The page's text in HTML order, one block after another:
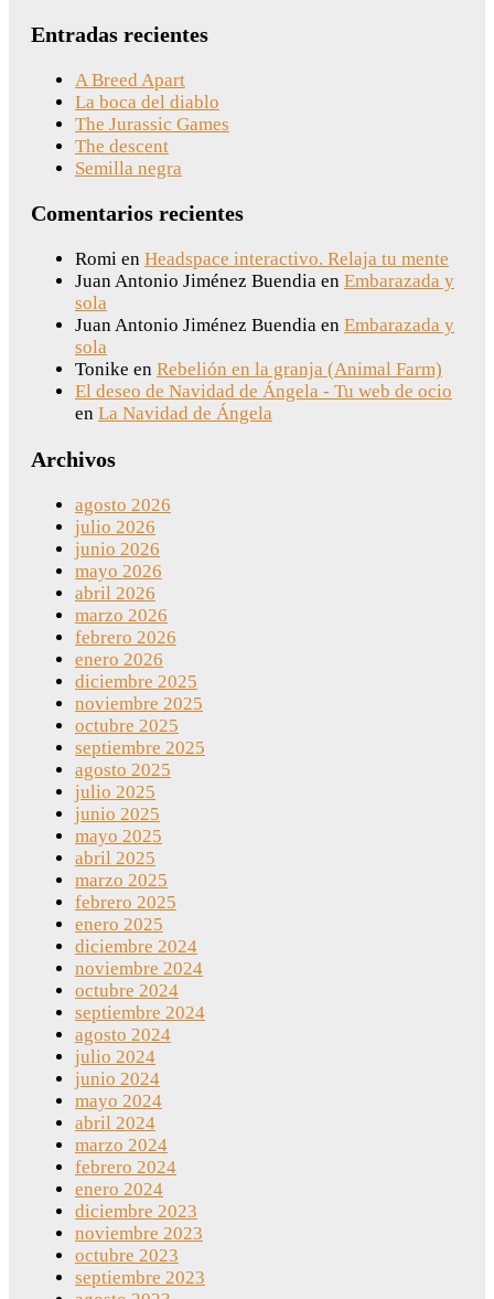
Entradas recientes
A Breed Apart
La boca del diablo
The Jurassic Games
The descent
Semilla negra
Comentarios recientes
Romi en Headspace interactivo. Relaja tu mente
Juan Antonio Jiménez Buendia en Embarazada y
sola
Juan Antonio Jiménez Buendia en Embarazada y
sola
Tonike en Rebelión en la granja (Animal Farm)
El deseo de Navidad de Ángela - Tu web de ocio
en La Navidad de Ángela
Archivos
agosto 2026
julio 2026
junio 2026
mayo 2026
abril 2026
marzo 2026
febrero 2026
enero 2026
diciembre 2025
noviembre 2025
octubre 2025
septiembre 2025
agosto 2025
julio 2025
junio 2025
mayo 2025
abril 2025
marzo 2025
febrero 2025
enero 2025
diciembre 2024
noviembre 2024
octubre 2024
septiembre 2024
agosto 2024
julio 2024
junio 2024
mayo 2024
abril 2024
marzo 2024
febrero 2024
enero 2024
diciembre 2023
noviembre 2023
octubre 2023
septiembre 2023